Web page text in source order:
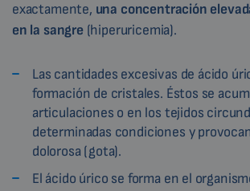
exactamente, una concentración
en la sangre(hiperuricemia).
Las cantidades excesivas de ácido
formación de cristales. Éstos se
articulaciones o en los tejidos
determinadas condiciones y
dolorosa (gota).
El ácido úrico se forma en el